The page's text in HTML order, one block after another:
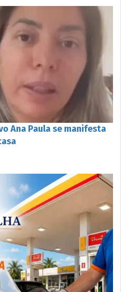
Ana Paula se manifesta